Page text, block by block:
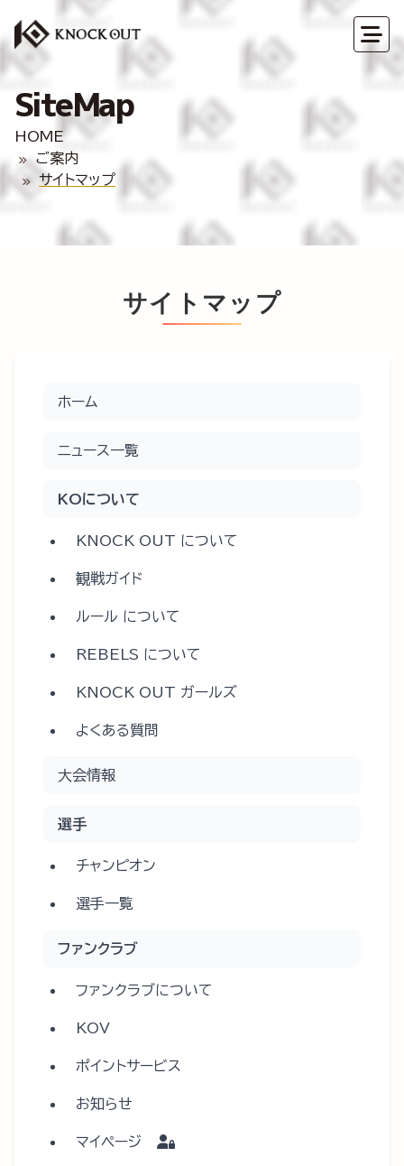
SiteMap
HOME
ご案内
サイトマップ
サイトマップ
ホーム
ニュース一覧
KOについて
KNOCK OUT について
観戦ガイド
ルール について
REBELS について
KNOCK OUT ガールズ
よくある質問
大会情報
選手
チャンピオン
選手一覧
ファンクラブ
ファンクラブについて
KOV
ポイントサービス
お知らせ
マイページ